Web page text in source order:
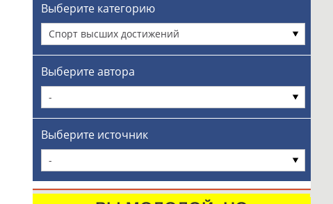
Выберите категорию
Спорт высших достижений
Выберите автора
-
Выберите источник
-